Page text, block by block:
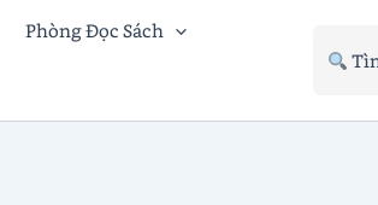
Phòng Đọc Sách